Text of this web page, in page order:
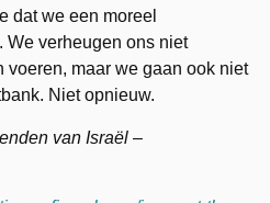
dat we een moreel
We verheugen ons niet
voeren, maar we gaan ook niet
Niet opnieuw.
van Israël –